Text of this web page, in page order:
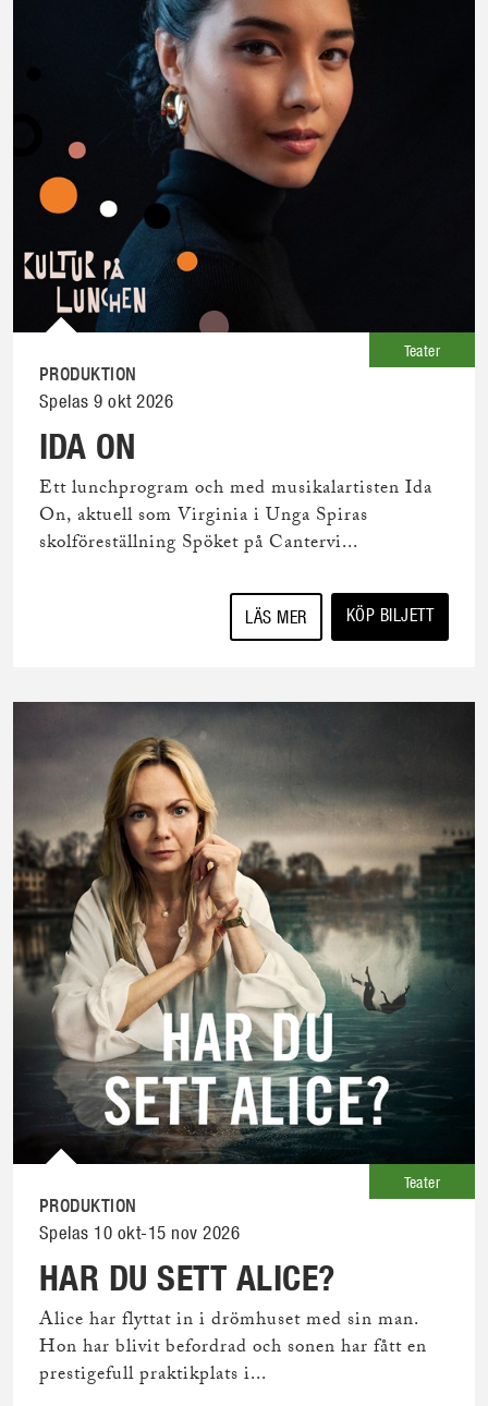
Teater
PRODUKTION
Spelas 9 okt 2026
IDA ON
Ett lunchprogram och med musikalartisten Ida
On, aktuell som Virginia i Unga Spiras
skolföreställning Spöket på Cantervi...
LÄS MER KÖP BILJETT
Teater
PRODUKTION
Spelas 10 okt-15 nov 2026
HAR DU SETT ALICE?
Alice har flyttat in i drömhuset med sin man.
Hon har blivit befordrad och sonen har fått en
prestigefull praktikplats i...